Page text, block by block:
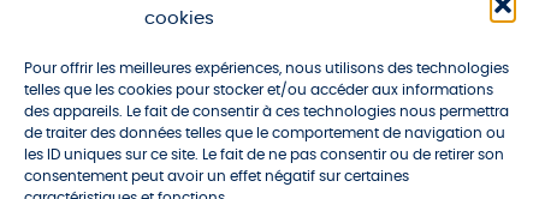
cookies
Pour offrir les meilleures expériences, nous utilisons des technologies
telles que les cookies pour stocker et/ou accéder aux informations
des appareils. Le fait de consentir à ces technologies nous permettra
de traiter des données telles que le comportement de navigation ou
les ID uniques sur ce site. Le fait de ne pas consentir ou de retirer son
consentement peut avoir un effet négatif sur certaines